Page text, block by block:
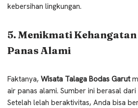
kebersihan lingkungan.
5. Menikmati
Panas Alami
Faktanya, Wisata Talaga Bodas Garut
air panas alami. Sumber ini berasal
Setelah lelah beraktivitas, Anda bisa